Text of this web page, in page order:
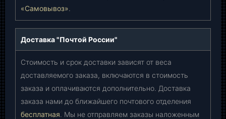
«Самовывоз».
Доставка "Почтой России"
Стоимость и срок доставки зависят от веса
доставляемого заказа, включаются в стоимость
заказа и оплачиваются дополнительно. Доставка
заказа нами до ближайшего почтового отделения
бесплатная. Мы не отправляем заказы наложенным